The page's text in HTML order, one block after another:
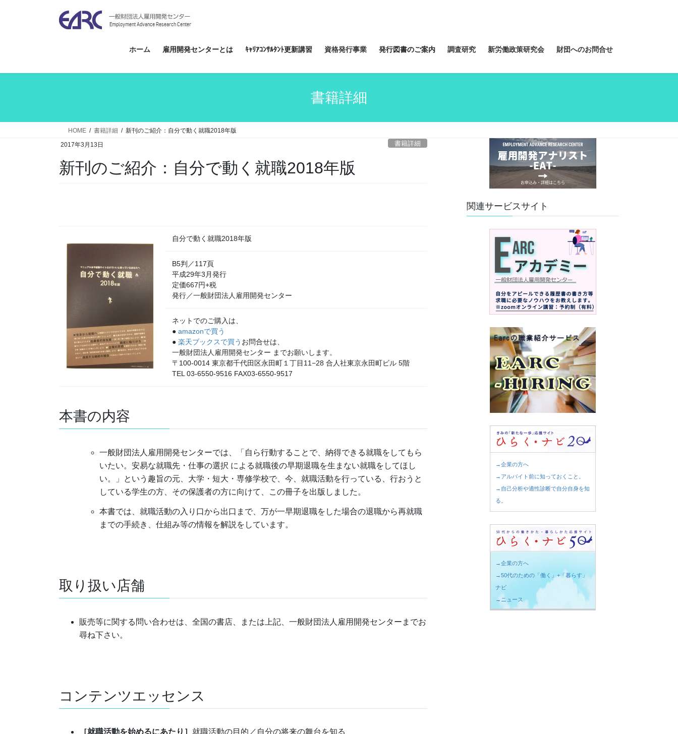
ホーム 雇用開発センターとは ｷｬﾘｱｺﾝｻﾙﾀﾝﾄ更新講習 資格発行事業 発行図書のご案内 調査研究 新労働政策研究会 財団へのお問合せ
書籍詳細
HOME 書籍詳細
新刊のご紹介：自分で動く就職2018年版
2017年3月13日
書籍詳細
新刊のご紹介：自分で動く就職2018年版
自分で動く就職2018年版
B5判／117頁
平成29年3月発行
定価667円+税
発行／一般財団法人雇用開発センター
ネットでのご購入は、
● amazonで買う
● 楽天ブックスで買う お問合せは、
一般財団法人雇用開発センター までお願いします。
〒100-0014 東京都千代田区永田町１丁目11−28 合人社東京永田町ビル 5階
TEL 03-6550-9516 FAX03-6550-9517
本書の内容
一般財団法人雇用開発センターでは、「自ら行動することで、納得できる就職をしてもら
いたい。安易な就職先・仕事の選択 による就職後の早期退職を生まない就職をしてほし
い。」という趣旨の元、大学・短大・専修学校で、今、就職活動を行っている、行おうと
している学生の方、その保護者の方に向けて、この冊子を出版しました。
本書では、就職活動の入り口から出口まで、万が一早期退職をした場合の退職から再就職
までの手続き、仕組み等の情報を解説をしています。
取り扱い店舗
販売等に関する問い合わせは、全国の書店、または上記、一般財団法人雇用開発センターまでお
尋ね下さい。
コンテンツエッセンス
［就職活動を始めるにあたり］ 就職活動の目的／自分の将来の舞台を知る
関連サービスサイト
→企業の方へ
→アルバイト前に知っておくこと。
→自己分析や適性診断で自分自身を知
る。
→企業の方へ
→50代のための「働く」+「暮らす」
ナビ
→ニュース